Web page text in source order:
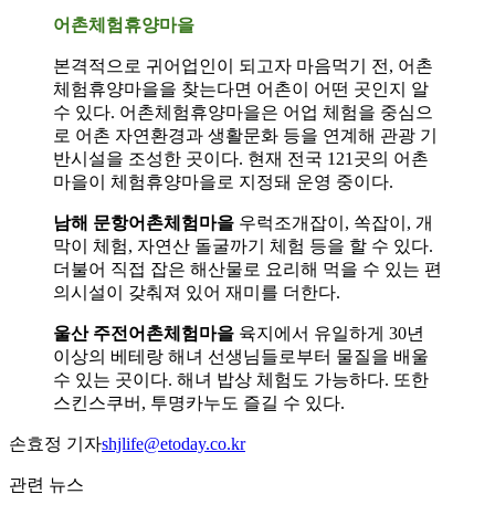
어촌체험휴양마을
본격적으로 귀어업인이 되고자 마음먹기 전, 어촌
체험휴양마을을 찾는다면 어촌이 어떤 곳인지 알
수 있다. 어촌체험휴양마을은 어업 체험을 중심으
로 어촌 자연환경과 생활문화 등을 연계해 관광 기
반시설을 조성한 곳이다. 현재 전국 121곳의 어촌
마을이 체험휴양마을로 지정돼 운영 중이다.
남해 문항어촌체험마을 우럭조개잡이, 쏙잡이, 개
막이 체험, 자연산 돌굴까기 체험 등을 할 수 있다.
더불어 직접 잡은 해산물로 요리해 먹을 수 있는 편
의시설이 갖춰져 있어 재미를 더한다.
울산 주전어촌체험마을 육지에서 유일하게 30년
이상의 베테랑 해녀 선생님들로부터 물질을 배울
수 있는 곳이다. 해녀 밥상 체험도 가능하다. 또한
스킨스쿠버, 투명카누도 즐길 수 있다.
손효정 기자shjlife@etoday.co.kr
관련 뉴스